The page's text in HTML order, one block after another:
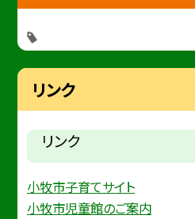
リンク
リンク
小牧市子育てサイト
小牧市児童館のご案内